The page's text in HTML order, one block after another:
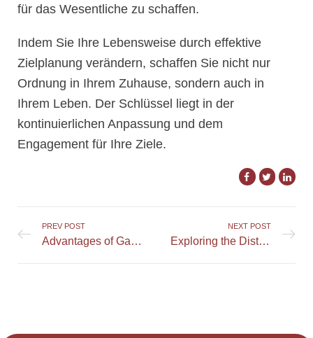
für das Wesentliche zu schaffen.
Indem Sie Ihre Lebensweise durch effektive
Zielplanung verändern, schaffen Sie nicht nur
Ordnung in Ihrem Zuhause, sondern auch in
Ihrem Leben. Der Schlüssel liegt in der
kontinuierlichen Anpassung und dem
Engagement für Ihre Ziele.
PREV POST
Advantages of Gaming at TaikaWin Casino
NEXT POST
Exploring the Distinct Features of Marriott Casino Offerings